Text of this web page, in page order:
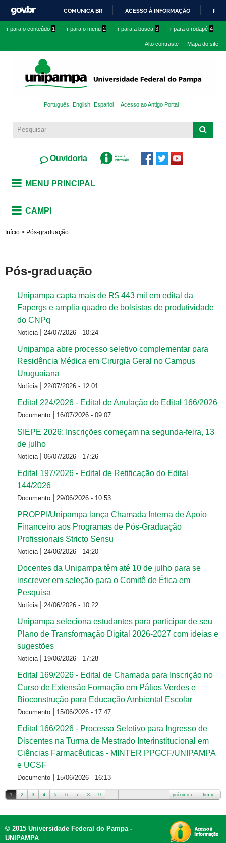
conteúdo
IR
O
COMUNICA BR ACESSO À INFORMAÇÃO
Ir para o conteúdo 1 Ir para o menu 2 Ir para a busca 3 Ir para o rodapé 4
Alto contraste Mapa do site
Português English Español Acesso ao Antigo Portal
Ouvidoria
MENU PRINCIPAL
CAMPI
Início > Pós-graduação
Pós-graduação
Unipampa capta mais de R$ 443 mil em edital da
Fapergs e amplia quadro de bolsistas de produtividade
do CNPq
Notícia 24/07/2026 - 10:24
Unipampa abre processo seletivo complementar para
Residência Médica em Cirurgia Geral no Campus
Uruguaiana
Notícia 22/07/2026 - 12:01
Edital 224/2026 - Edital de Anulação do Edital 166/2026
Documento 16/07/2026 - 09:07
SIEPE 2026: Inscrições começam na segunda-feira, 13
de julho
Notícia 06/07/2026 - 17:26
Edital 197/2026 - Edital de Retificação do Edital
144/2026
Documento 29/06/2026 - 10:53
PROPPI/Unipampa lança Chamada Interna de Apoio
Financeiro aos Programas de Pós-Graduação
Profissionais Stricto Sensu
Notícia 24/06/2026 - 14:20
Docentes da Unipampa têm até 10 de julho para se
inscrever em seleção para o Comitê de Ética em
Pesquisa
Notícia 24/06/2026 - 10:22
Unipampa seleciona estudantes para participar de seu
Plano de Transformação Digital 2026-2027 com ideias e
sugestões
Notícia 19/06/2026 - 17:28
Edital 169/2026 - Edital de Chamada para Inscrição no
Curso de Extensão Formação em Pátios Verdes e
Bioconstrução para Educação Ambiental Escolar
Documento 15/06/2026 - 17:47
Edital 166/2026 - Processo Seletivo para Ingresso de
Discentes na Turma de Mestrado Interinstitucional em
Ciências Farmacêuticas - MINTER PPGCF/UNIPAMPA
e UCSF
Documento 15/06/2026 - 16:13
1 2 3 4 5 6 7 8 9 … próximo › fim »
© 2015 Universidade Federal do Pampa -
UNIPAMPA